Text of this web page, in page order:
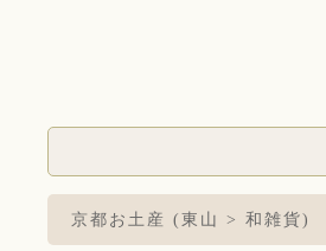
京都お土産 (東山 > 和雑貨)